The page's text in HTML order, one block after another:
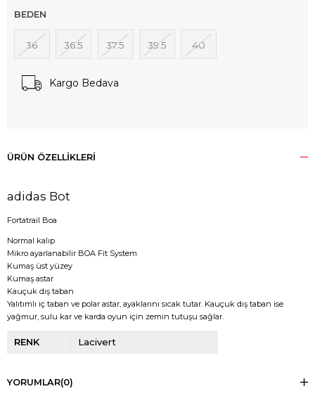
BEDEN
36 36.5 37.5 39.5 40
Kargo Bedava
ÜRÜN ÖZELLIKLERI
adidas Bot
Fortatrail Boa
Normal kalıp
Mikro ayarlanabilir BOA Fit System
Kumaş üst yüzey
Kumaş astar
Kauçuk dış taban
Yalıtımlı iç taban ve polar astar, ayaklarını sıcak tutar. Kauçuk dış taban ise
yağmur, sulu kar ve karda oyun için zemin tutuşu sağlar.
RENK Lacivert
YORUMLAR(0)